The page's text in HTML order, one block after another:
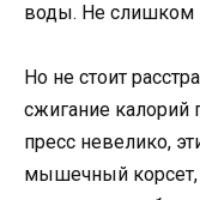
воды. Не слишком
Но не стоит
сжигание калорий
пресс невелико,
мышечный корсет,